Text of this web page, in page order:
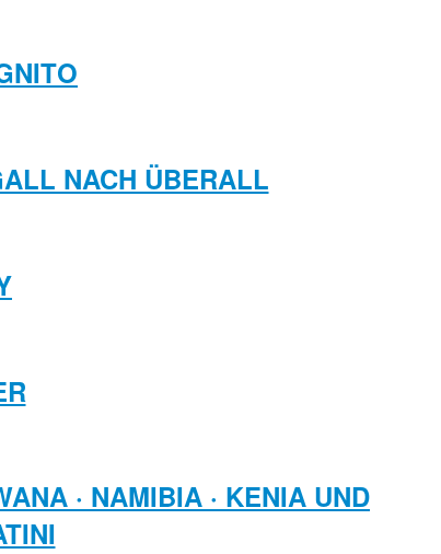
NACH ÜBERALL
· NAMIBIA · KENIA UND